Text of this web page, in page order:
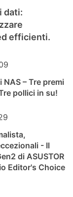
dati:
efficienti.
NAS – Tre premi
pollici in su!
- Il
di ASUSTOR
Editor's Choice